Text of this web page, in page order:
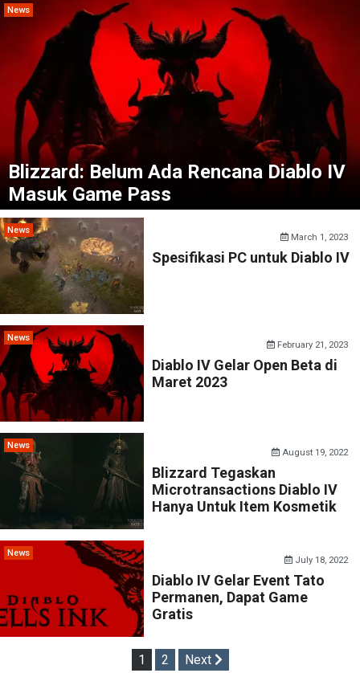
News
Blizzard: Belum Ada Rencana Diablo IV
Masuk Game Pass
News
March 1, 2023
Spesifikasi PC untuk Diablo IV
News
February 21, 2023
Diablo IV Gelar Open Beta di
Maret 2023
News
August 19, 2022
Blizzard Tegaskan
Microtransactions Diablo IV
Hanya Untuk Item Kosmetik
News
July 18, 2022
Diablo IV Gelar Event Tato
Permanen, Dapat Game
Gratis
Posts
1 2 Next